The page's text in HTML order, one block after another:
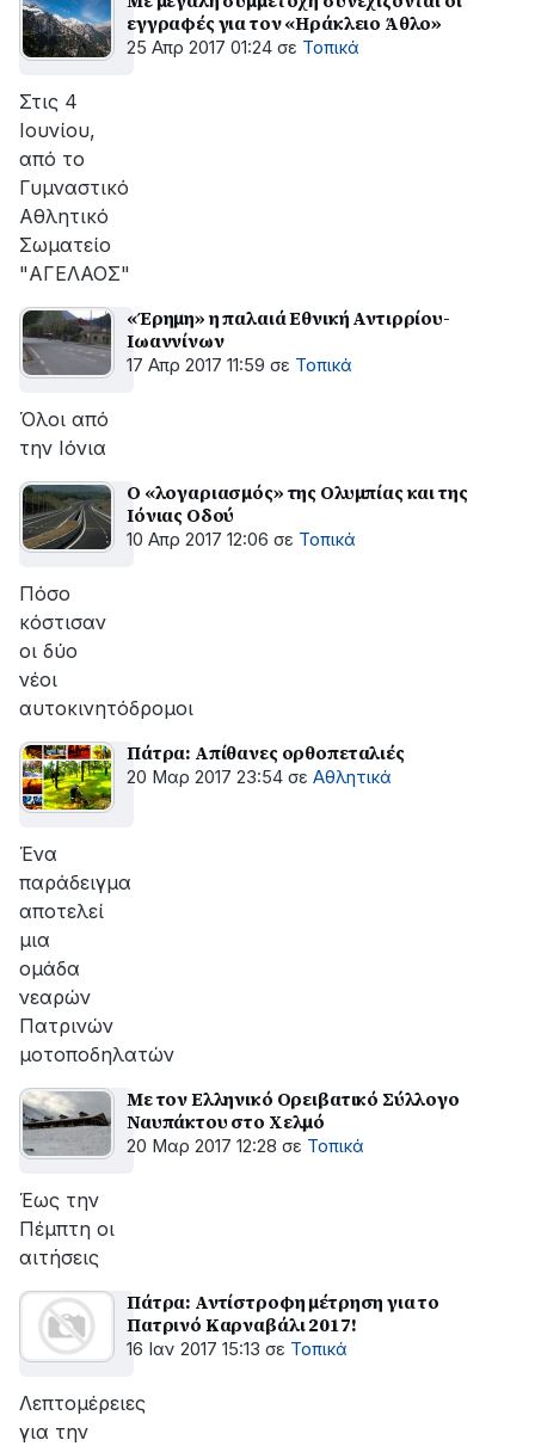
εγγραφές για τον «Ηράκλειο Άθλο»
25 Απρ 2017 01:24 σε Τοπικά
Στις 4
Ιουνίου,
από το
Γυμναστικό
Αθλητικό
Σωματείο
"ΑΓΕΛΑΟΣ"
«Έρημη» η παλαιά Εθνική Αντιρρίου-
Ιωαννίνων
17 Απρ 2017 11:59 σε Τοπικά
Όλοι από
την Ιόνια
Ο «λογαριασμός» της Ολυμπίας και της
Ιόνιας Οδού
10 Απρ 2017 12:06 σε Τοπικά
Πόσο
κόστισαν
οι δύο
νέοι
αυτοκινητόδρομοι
Πάτρα: Απίθανες ορθοπεταλιές
20 Μαρ 2017 23:54 σε Αθλητικά
Ένα
παράδειγμα
αποτελεί
μια
ομάδα
νεαρών
Πατρινών
μοτοποδηλατών
Με τον Ελληνικό Ορειβατικό Σύλλογο
Ναυπάκτου στο Χελμό
20 Μαρ 2017 12:28 σε Τοπικά
Έως την
Πέμπτη οι
αιτήσεις
Πάτρα: Αντίστροφη μέτρηση για το
Πατρινό Καρναβάλι 2017!
16 Ιαν 2017 15:13 σε Τοπικά
Λεπτομέρειες
για την